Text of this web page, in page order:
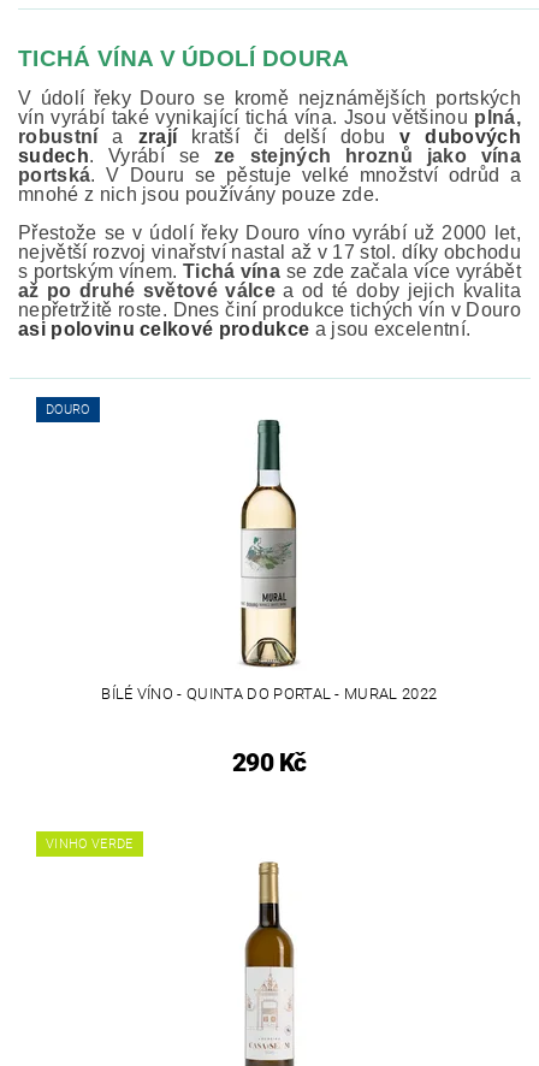
TICHÁ VÍNA V ÚDOLÍ DOURA
V údolí řeky Douro se kromě nejznámějších portských
vín vyrábí také vynikající tichá vína. Jsou většinou plná,
robustní a zrají kratší či delší dobu v dubových
sudech. Vyrábí seze stejných hroznů jako vína
portská. V Douru se pěstuje velké množství odrůd a
mnohé z nich jsou používány pouze zde.
Přestože se v údolí řeky Douro víno vyrábí už 2000 let,
největší rozvoj vinařství nastal až v 17 stol. díky obchodu
s portským vínem. Tichá vína se zde začala více vyrábět
až po druhé světové válce a od té doby jejich kvalita
nepřetržitě roste. Dnes činí produkce tichých vín v Douro
asi polovinu celkové produkce a jsou excelentní.
DOURO
BÍLÉ VÍNO - QUINTA DO PORTAL - MURAL 2022
290 Kč
VINHO VERDE